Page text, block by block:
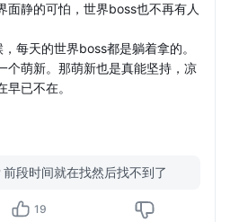
面静的可怕，世界boss也不再有人
每天的世界boss都是躺着拿的。
个萌新。那萌新也是真能坚持，凉
已不在。
想打工会本都没地方打。
段时间就在找然后找不到了
19